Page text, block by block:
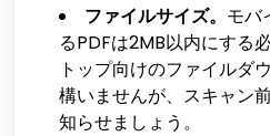
ファイルサイズ。 モバ
るPDFは2MB以内にする
トップ向けのファイルダ
構いませんが、スキャン
知らせましょう。